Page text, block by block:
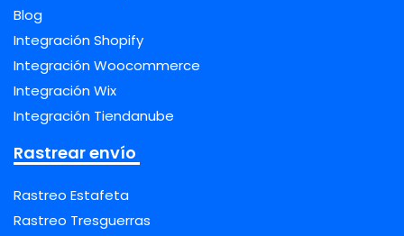
Blog
Integración Shopify
Integración Woocommerce
Integración Wix
Integración Tiendanube
Rastrear envío
Rastreo Estafeta
Rastreo Tresguerras